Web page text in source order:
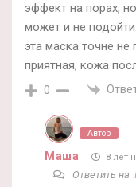
эффект на порах,
может и не
эта маска точне не
приятная, кожа
0
Автор
Маша 8 лет
Ответить на